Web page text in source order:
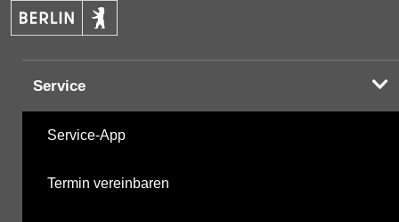
Service
Service-App
Termin vereinbaren